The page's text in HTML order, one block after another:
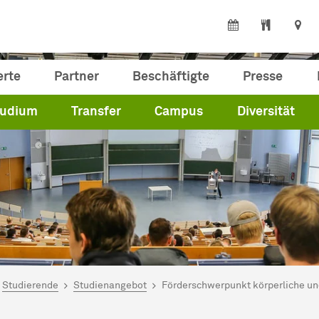
Partner Beschäftigte Presse
Transfer Campus Diversität
hier:
Studierende Studienangebot Förderschwerpunkt körperliche